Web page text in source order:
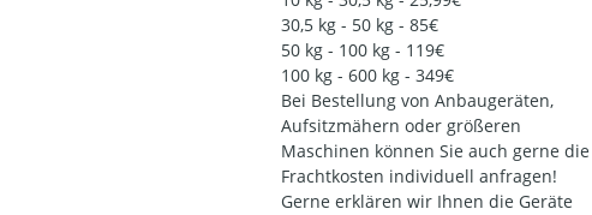
30,5 kg - 50 kg - 85€
50 kg - 100 kg - 119€
100 kg - 600 kg - 349€
Bei Bestellung von Anbaugeräten,
Aufsitzmähern oder größeren
Maschinen können Sie auch gerne die
Frachtkosten individuell anfragen!
Gerne erklären wir Ihnen die Geräte